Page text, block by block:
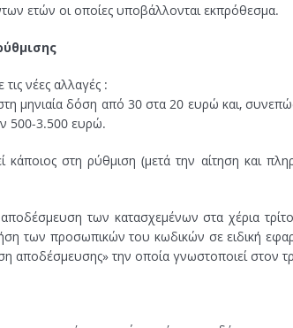
ετών οι οποίες υποβάλλονται εκπρόθεσμα.
τις νέες αλλαγές :
μηνιαία δόση από 30 στα 20 ευρώ και,
500-3.500 ευρώ.
κάποιος στη ρύθμιση (μετά την αίτηση και
των κατασχεμένων στα χέρια
των προσωπικών του κωδικών σε ειδική
αποδέσμευσης» την οποία γνωστοποιεί στον